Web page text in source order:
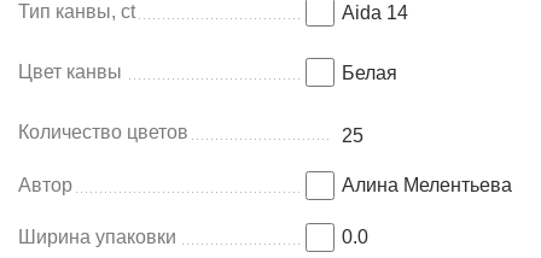
Тип канвы, ct Aida 14
Цвет канвы Белая
Количество цветов 25
Автор Алина Мелентьева
Ширина упаковки 0.0